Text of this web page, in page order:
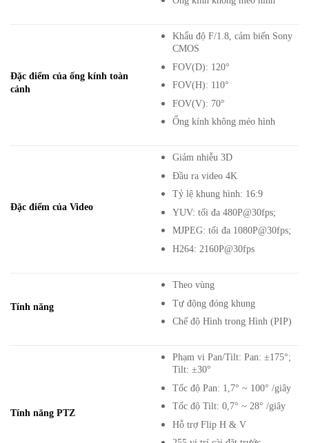
Đặc điểm của ống kính toàn
cảnh
Khẩu độ F/1.8, cảm biến Sony
CMOS
FOV(D): 120°
FOV(H): 110°
FOV(V): 70°
Ống kính không méo hình
Đặc điểm của Video
Giảm nhiễu 3D
Đầu ra video 4K
Tỷ lệ khung hình: 16:9
YUV: tối đa 480P@30fps;
MJPEG: tối đa 1080P@30fps;
H264: 2160P@30fps
Tính năng
Theo vùng
Tự động đóng khung
Chế độ Hình trong Hình (PIP)
Tính năng PTZ
Phạm vi Pan/Tilt: Pan: ±175°;
Tilt: ±30°
Tốc độ Pan: 1,7° ~ 100° /giây
Tốc độ Tilt: 0,7° ~ 28° /giây
Hỗ trợ Flip H & V